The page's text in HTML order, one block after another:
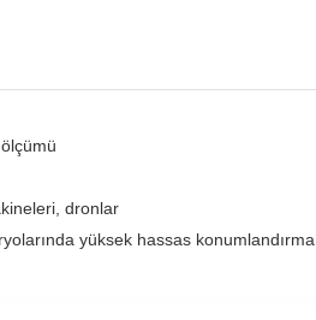
dronlar
yüksek hassas konumlandırma